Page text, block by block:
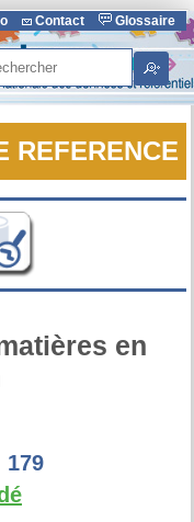
Contact Glossaire
REFERENCE
en
179